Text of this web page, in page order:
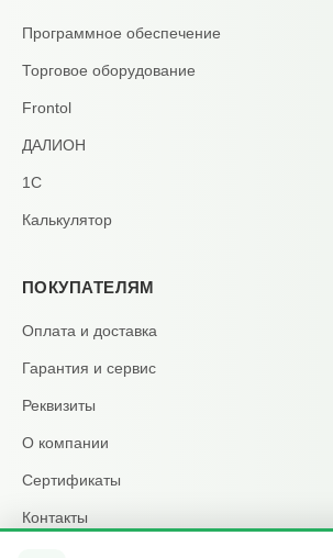
Программное обеспечение
Торговое оборудование
Frontol
ДАЛИОН
1С
Калькулятор
ПОКУПАТЕЛЯМ
Оплата и доставка
Гарантия и сервис
Реквизиты
О компании
Сертификаты
Контакты